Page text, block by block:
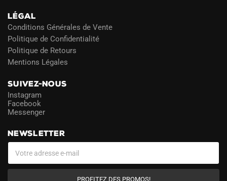
LÉGAL
Conditions Générales de Vente
Politique de Confidentialité
Politique de Retours
Mentions Légales
SUIVEZ-NOUS
Instagram
Facebook
Messenger
NEWSLETTER
PROFITEZ DES PROMOS!